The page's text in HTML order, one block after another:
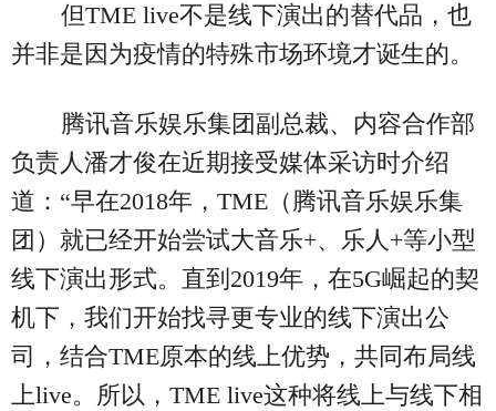
但TME live不是线下演出的替代品，也
并非是因为疫情的特殊市场环境才诞生的。
腾讯音乐娱乐集团副总裁、内容合作部
负责人潘才俊在近期接受媒体采访时介绍
道：“早在2018年，TME（腾讯音乐娱乐集
团）就已经开始尝试大音乐+、乐人+等小型
线下演出形式。直到2019年，在5G崛起的契
机下，我们开始找寻更专业的线下演出公
司，结合TME原本的线上优势，共同布局线
上live。所以，TME live这种将线上与线下相